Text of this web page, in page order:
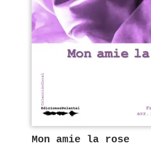
Mon amie la rose